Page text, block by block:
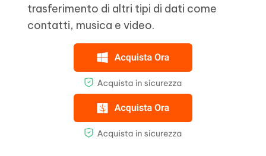
trasferimento di altri tipi di dati come
contatti, musica e video.